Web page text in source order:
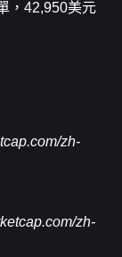
，42,950美元
zh-
zh-